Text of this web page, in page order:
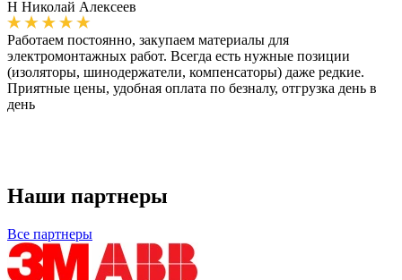
Н Николай Алексеев
Работаем постоянно, закупаем материалы для
электромонтажных работ. Всегда есть нужные позиции
(изоляторы, шинодержатели, компенсаторы) даже редкие.
Приятные цены, удобная оплата по безналу, отгрузка день в
день
Наши партнеры
Все партнеры